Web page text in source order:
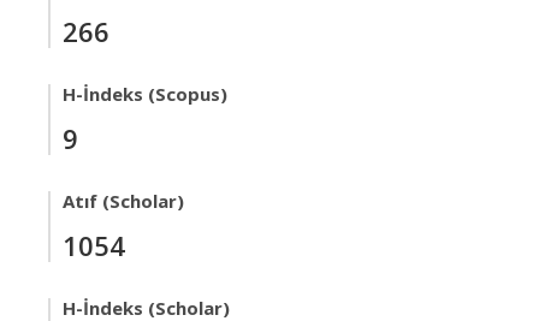
266
H-İndeks (Scopus)
9
Atıf (Scholar)
1054
H-İndeks (Scholar)